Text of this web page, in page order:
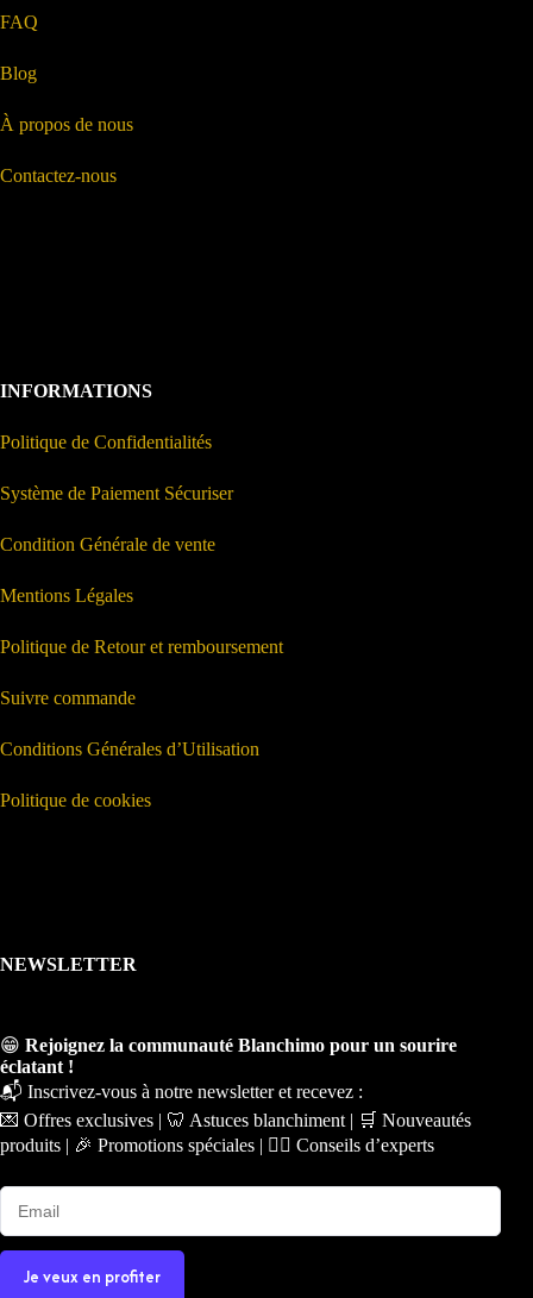
FAQ
Blog
À propos de nous
Contactez-nous
INFORMATIONS
Politique de Confidentialités
Système de Paiement Sécuriser
Condition Générale de vente
Mentions Légales
Politique de Retour et remboursement
Suivre commande
Conditions Générales d’Utilisation
Politique de cookies
NEWSLETTER
😁 Rejoignez la communauté Blanchimo pour un sourire
éclatant !
📬 Inscrivez-vous à notre newsletter et recevez :
💌 Offres exclusives | 🦷 Astuces blanchiment | 🛒 Nouveautés
produits | 🎉 Promotions spéciales | 🧑‍⚕️ Conseils d’experts
Je veux en profiter